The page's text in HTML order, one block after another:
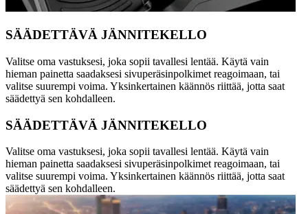
SÄÄDETTÄVÄ JÄNNITEKELLO
Valitse oma vastuksesi, joka sopii tavallesi lentää. Käytä vain
hieman painetta saadaksesi sivuperäsinpolkimet reagoimaan, tai
valitse suurempi voima. Yksinkertainen käännös riittää, jotta saat
säädettyä sen kohdalleen.
SÄÄDETTÄVÄ JÄNNITEKELLO
Valitse oma vastuksesi, joka sopii tavallesi lentää. Käytä vain
hieman painetta saadaksesi sivuperäsinpolkimet reagoimaan, tai
valitse suurempi voima. Yksinkertainen käännös riittää, jotta saat
säädettyä sen kohdalleen.